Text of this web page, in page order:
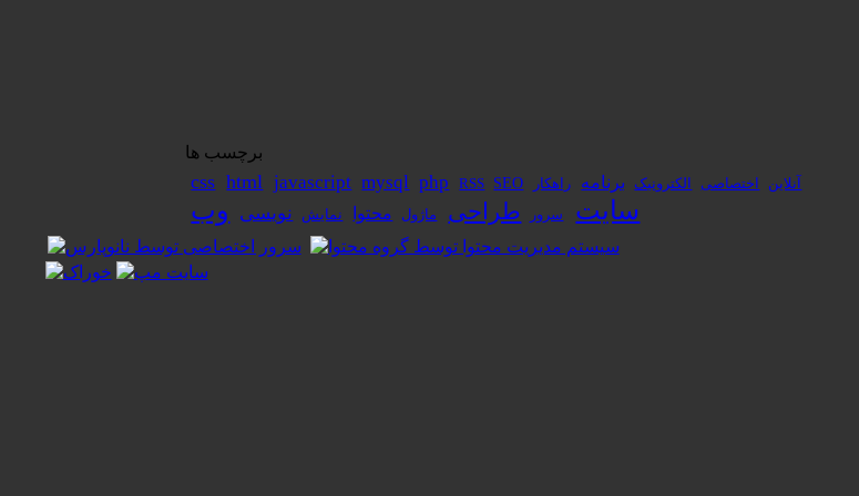
برچسب ها
css html javascript mysql php RSS SEO آنلاین اختصاصی الکترونیک برنامه راهکار
سایت سرور طراحی ماژول محتوا نمایش نویسی وب